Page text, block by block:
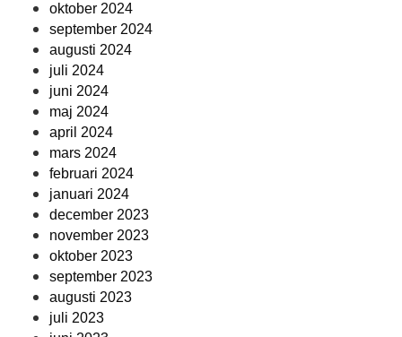
oktober 2024
september 2024
augusti 2024
juli 2024
juni 2024
maj 2024
april 2024
mars 2024
februari 2024
januari 2024
december 2023
november 2023
oktober 2023
september 2023
augusti 2023
juli 2023